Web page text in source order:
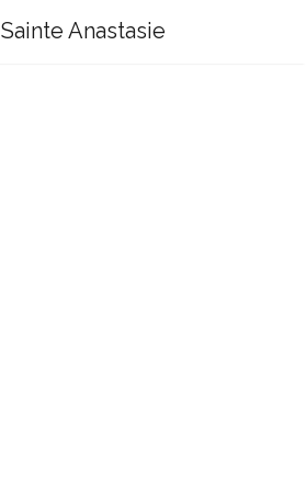
Sainte Anastasie